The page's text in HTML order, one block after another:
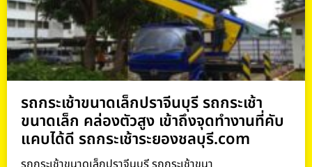
รถกระเช้าขนาดเล็กปราจีนบุรี รถกระเช้า
ขนาดเล็ก คล่องตัวสูง เข้าถึงจุดทำงานที่คับ
แคบได้ดี รถกระเช้าระยองชลบุรี.com